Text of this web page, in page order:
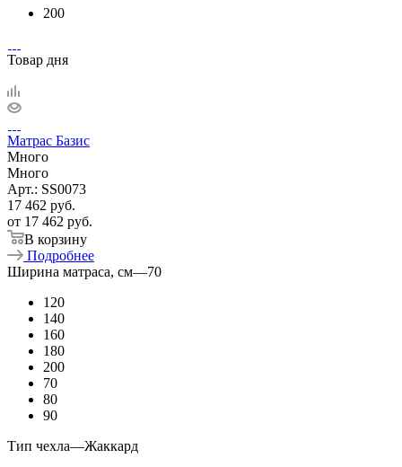
200
Товар дня
Матрас Базис
Много
Много
Арт.: SS0073
17 462 руб.
от 17 462 руб.
В корзину
Подробнее
Ширина матраса, см—70
120
140
160
180
200
70
80
90
Тип чехла—Жаккард